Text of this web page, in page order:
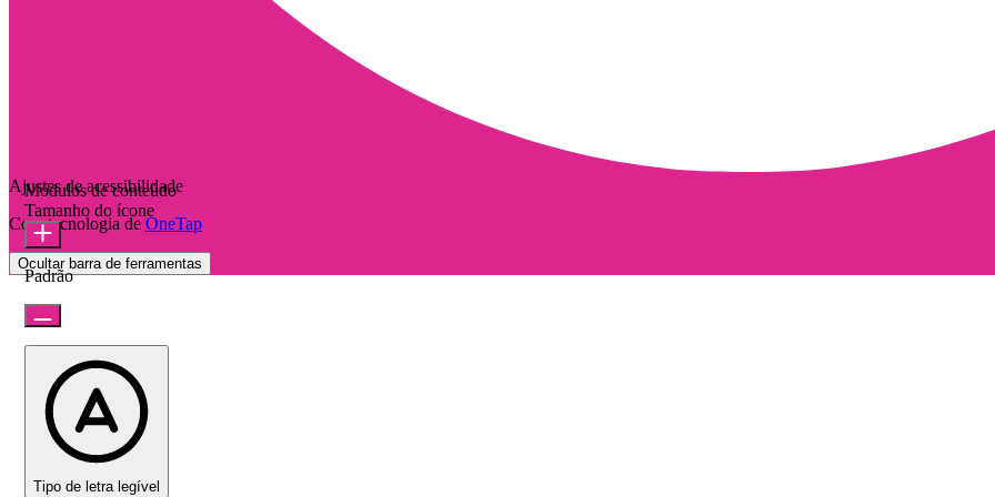
Ajustes de acessibilidade
Com tecnologia de OneTap
Ocultar barra de ferramentas
Módulos de conteúdo
Tamanho do ícone
Padrão
Tipo de letra legível